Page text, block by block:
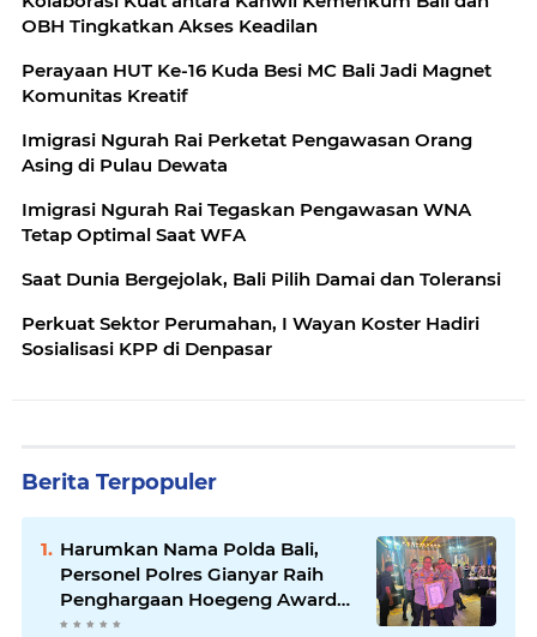
OBH Tingkatkan Akses Keadilan
Perayaan HUT Ke-16 Kuda Besi MC Bali Jadi Magnet
Komunitas Kreatif
Imigrasi Ngurah Rai Perketat Pengawasan Orang
Asing di Pulau Dewata
Imigrasi Ngurah Rai Tegaskan Pengawasan WNA
Tetap Optimal Saat WFA
Saat Dunia Bergejolak, Bali Pilih Damai dan Toleransi
Perkuat Sektor Perumahan, I Wayan Koster Hadiri
Sosialisasi KPP di Denpasar
Berita Terpopuler
Harumkan Nama Polda Bali,
Personel Polres Gianyar Raih
Penghargaan Hoegeng Awards
2026